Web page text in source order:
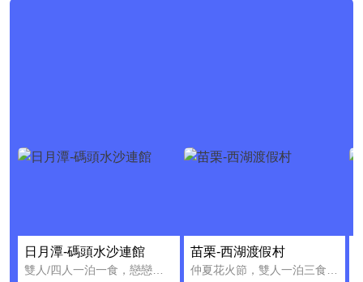
日月潭-碼頭水沙連館 苗栗-西湖渡假村